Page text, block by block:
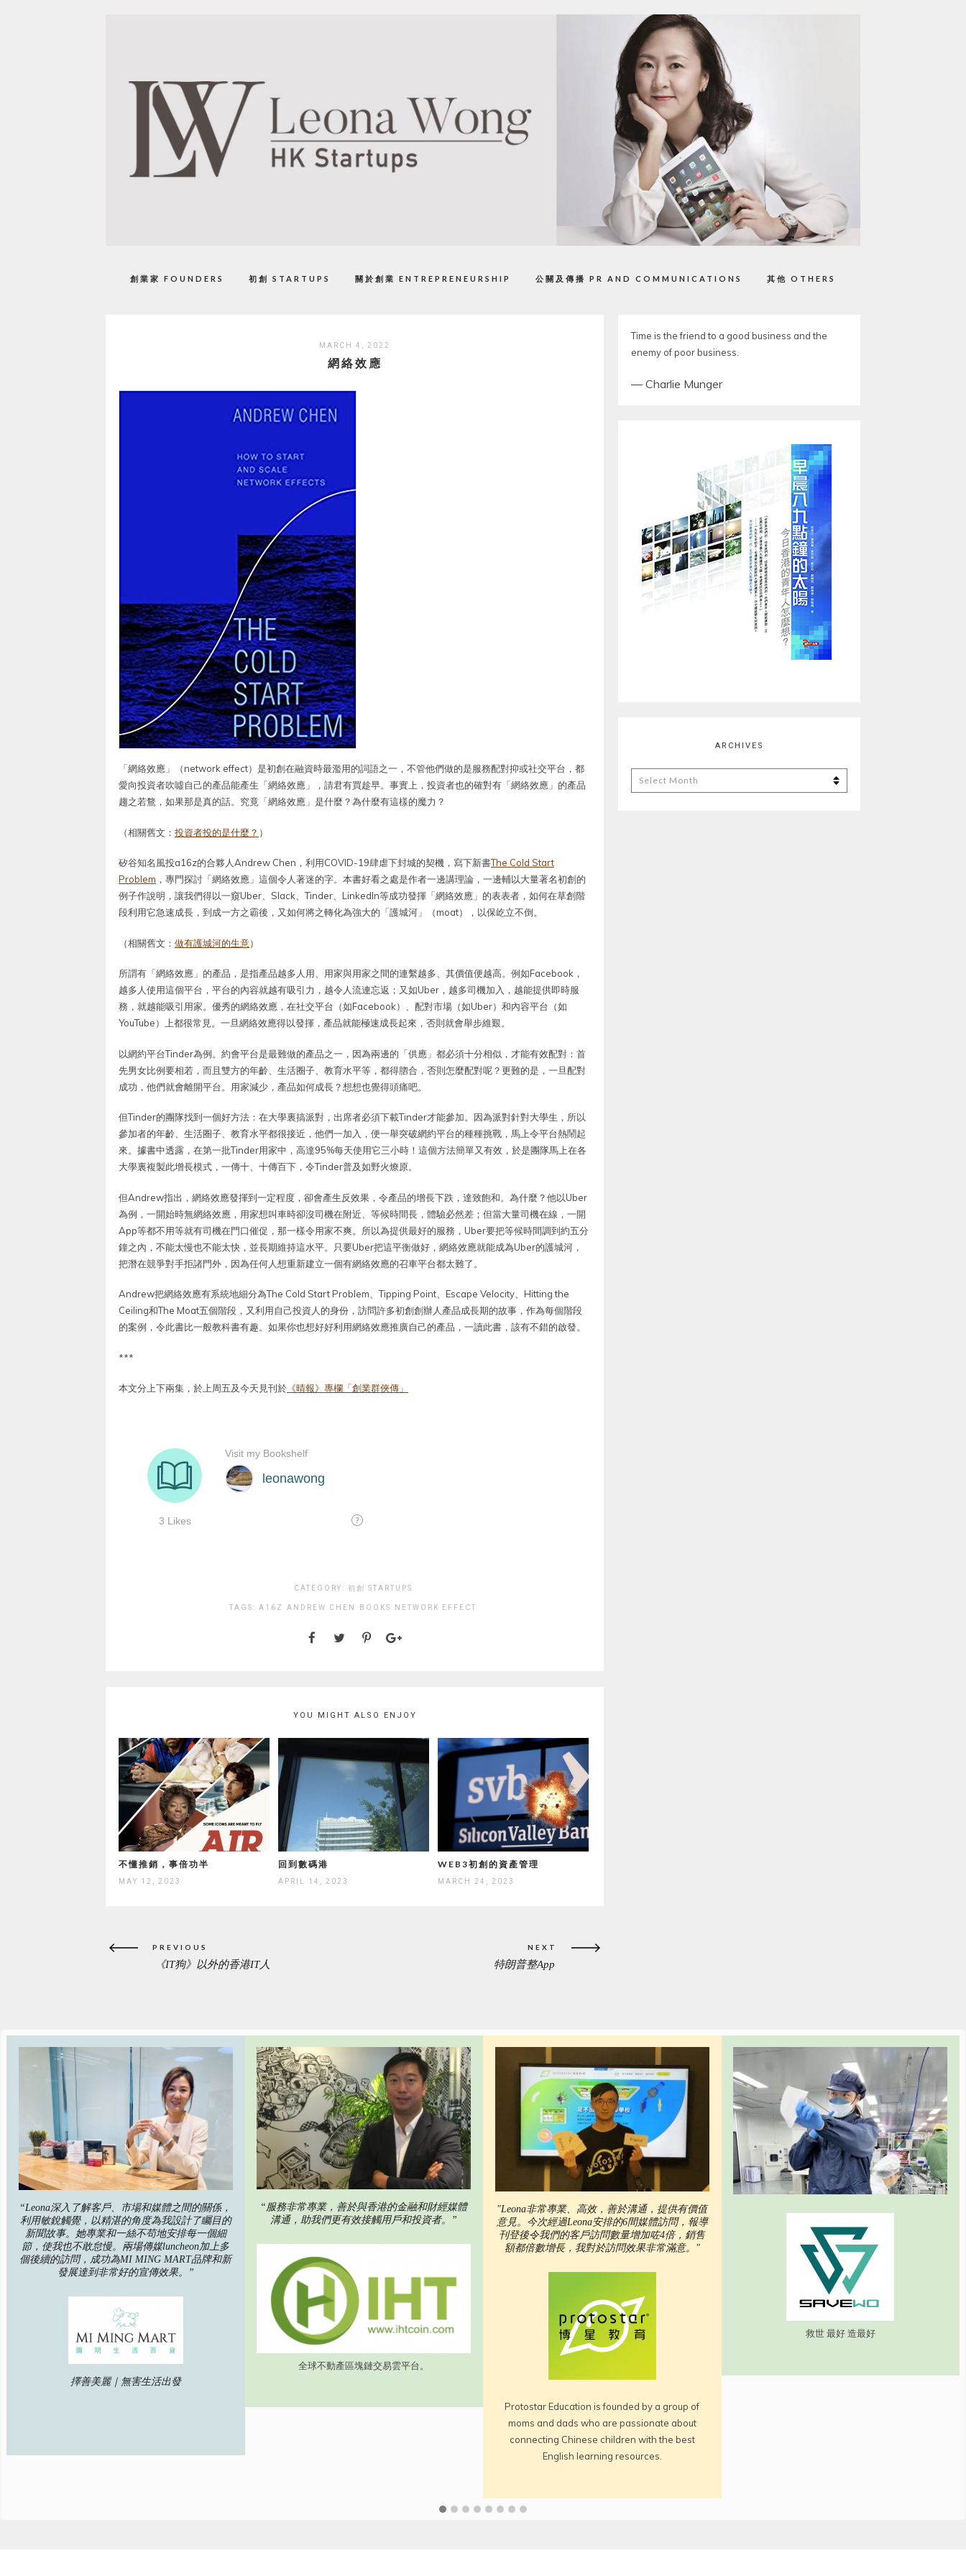
創業家 FOUNDERS 初創 STARTUPS 關於創業 ENTREPRENEURSHIP 公關及傳播 PR AND COMMUNICATIONS 其他 OTHERS
MARCH 4, 2022
網絡效應
「網絡效應」（network effect）是初創在融資時最濫用的詞語之一，不管他們做的是服務配對抑或社交平台，都
愛向投資者吹噓自己的產品能產生「網絡效應」，請君有買趁早。事實上，投資者也的確對有「網絡效應」的產品
趨之若鶩，如果那是真的話。究竟「網絡效應」是什麼？為什麼有這樣的魔力？
（相關舊文： 投資者投的是什麼？ ）
矽谷知名風投a16z的合夥人Andrew Chen，利用COVID-19肆虐下封城的契機，寫下新書The Cold Start
Problem ，專門探討「網絡效應」這個令人著迷的字。本書好看之處是作者一邊講理論，一邊輔以大量著名初創的
例子作說明，讓我們得以一窺Uber、Slack、Tinder、LinkedIn等成功發揮「網絡效應」的表表者，如何在草創階
段利用它急速成長，到成一方之霸後，又如何將之轉化為強大的「護城河」（moat），以保屹立不倒。
（相關舊文： 做有護城河的生意）
所謂有「網絡效應」的產品，是指產品越多人用、用家與用家之間的連繫越多、其價值便越高。例如Facebook，
越多人使用這個平台，平台的內容就越有吸引力，越令人流連忘返；又如Uber，越多司機加入，越能提供即時服
務，就越能吸引用家。優秀的網絡效應，在社交平台（如Facebook）、配對市場（如Uber）和內容平台（如
YouTube）上都很常見。一旦網絡效應得以發揮，產品就能極速成長起來，否則就會舉步維艱。
以網約平台Tinder為例。約會平台是最難做的產品之一，因為兩邊的「供應」都必須十分相似，才能有效配對：首
先男女比例要相若，而且雙方的年齡、生活圈子、教育水平等，都得脗合，否則怎麼配對呢？更難的是，一旦配對
成功，他們就會離開平台。用家減少，產品如何成長？想想也覺得頭痛吧。
但Tinder的團隊找到一個好方法：在大學裏搞派對，出席者必須下載Tinder才能參加。因為派對針對大學生，所以
參加者的年齡、生活圈子、教育水平都很接近，他們一加入，便一舉突破網約平台的種種挑戰，馬上令平台熱鬧起
來。據書中透露，在第一批Tinder用家中，高達95%每天使用它三小時！這個方法簡單又有效，於是團隊馬上在各
大學裏複製此增長模式，一傳十、十傳百下，令Tinder普及如野火燎原。
但Andrew指出，網絡效應發揮到一定程度，卻會產生反效果，令產品的增長下跌，達致飽和。為什麼？他以Uber
為例，一開始時無網絡效應，用家想叫車時卻沒司機在附近、等候時間長，體驗必然差；但當大量司機在線，一開
App等都不用等就有司機在門口催促，那一樣令用家不爽。所以為提供最好的服務，Uber要把等候時間調到約五分
鐘之內，不能太慢也不能太快，並長期維持這水平。只要Uber把這平衡做好，網絡效應就能成為Uber的護城河，
把潛在競爭對手拒諸門外，因為任何人想重新建立一個有網絡效應的召車平台都太難了。
Andrew把網絡效應有系統地細分為The Cold Start Problem、Tipping Point、Escape Velocity、Hitting the
Ceiling和The Moat五個階段，又利用自己投資人的身份，訪問許多初創創辦人產品成長期的故事，作為每個階段
的案例，令此書比一般教科書有趣。如果你也想好好利用網絡效應推廣自己的產品，一讀此書，該有不錯的啟發。
***
本文分上下兩集，於上周五及今天見刊於 《晴報》專欄「創業群俠傳」
CATEGORY: 初創 STARTUPS
TAGS: A16Z ANDREW CHEN BOOKS NETWORK EFFECT
YOU MIGHT ALSO ENJOY
不懂推銷，事倍功半
MAY 12, 2023
回到數碼港
APRIL 14, 2023
WEB3初創的資產管理
MARCH 24, 2023
PREVIOUS
PREVIOUS《IT狗》以外的香港IT人
NEXT
特朗普整App
Time is the friend to a good business and the
enemy of poor business.
—Charlie Munger
ARCHIVES
Archives
“Leona深入了解客戶、市場和媒體之間的關係，
利用敏銳觸覺，以精湛的角度為我設計了矚目的
新聞故事。她專業和一絲不苟地安排每一個細
節，使我也不敢怠慢。兩場傳媒luncheon加上多
個後續的訪問，成功為MI MING MART品牌和新
發展達到非常好的宣傳效果。”
擇善美麗｜無害生活出發
“服務非常專業，善於與香港的金融和財經媒體
溝通，助我們更有效接觸用戶和投資者。”
全球不動產區塊鏈交易雲平台。
"Leona非常專業、高效，善於溝通，提供有價值
意見。今次經過Leona安排的6間媒體訪問，報導
刊登後令我們的客戶訪問數量增加咗4倍，銷售
額都倍數增長，我對於訪問效果非常滿意。"
Protostar Education is founded by a group of
moms and dads who are passionate about
connecting Chinese children with the best
English learning resources.
救世 最好 造最好